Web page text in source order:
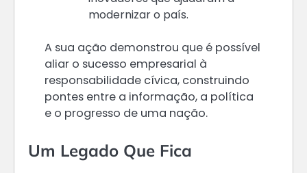
modernizar o país.
A sua ação demonstrou que é possível
aliar o sucesso empresarial à
responsabilidade cívica, construindo
pontes entre a informação, a política
e o progresso de uma nação.
Um Legado Que Fica